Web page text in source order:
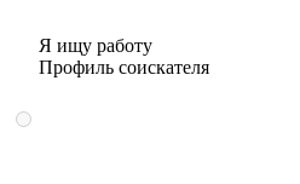
Я ищу работу
Профиль соискателя